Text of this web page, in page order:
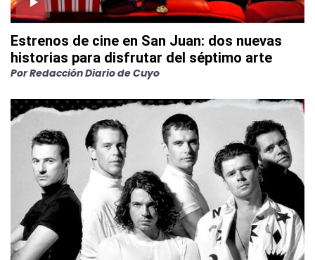
Estrenos de cine en San Juan: dos nuevas
historias para disfrutar del séptimo arte
PorRedacción Diario de Cuyo